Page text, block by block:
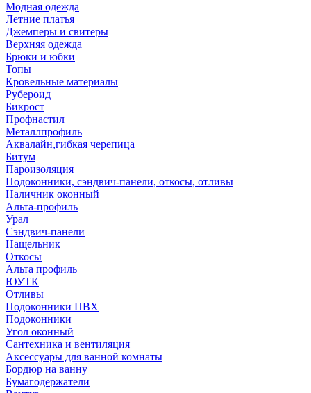
Модная одежда
Летние платья
Джемперы и свитеры
Верхняя одежда
Брюки и юбки
Топы
Кровельные материалы
Рубероид
Бикрост
Профнастил
Металлпрофиль
Аквалайн,гибкая черепица
Битум
Пароизоляция
Подоконники, сэндвич-панели, откосы, отливы
Наличник оконный
Альта-профиль
Урал
Сэндвич-панели
Нащельник
Откосы
Альта профиль
ЮУТК
Отливы
Подоконники ПВХ
Подоконники
Угол оконный
Сантехника и вентиляция
Аксессуары для ванной комнаты
Бордюр на ванну
Бумагодержатели